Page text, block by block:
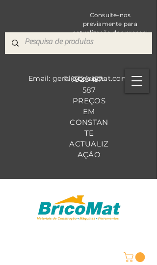
Consulte-nos
previamente para
actualização dos preços!
928 157
587
PREÇOS
EM
CONSTAN
TE
ACTUALIZ
AÇÃO
Fale Conosco
Email: geral@bricomat.com